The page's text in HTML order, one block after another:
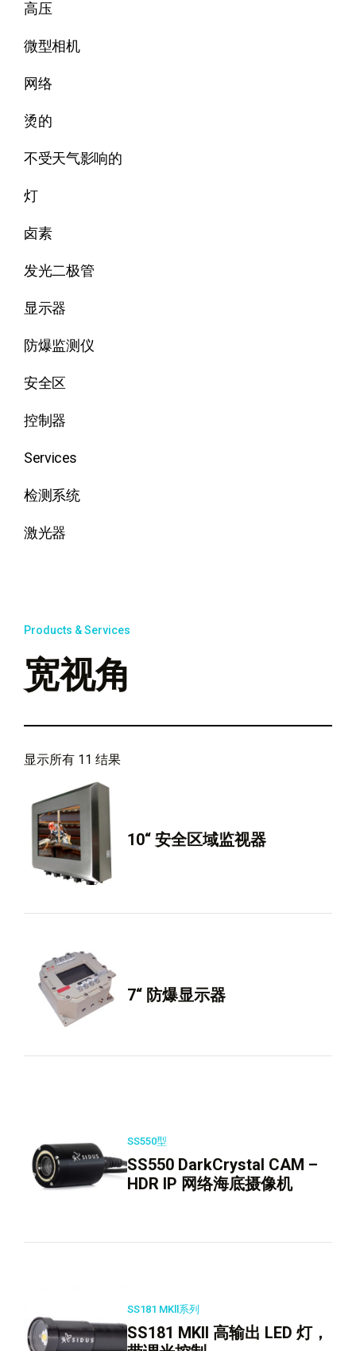
高压
微型相机
网络
烫的
不受天气影响的
灯
卤素
发光二极管
显示器
防爆监测仪
安全区
控制器
Services
检测系统
激光器
Products & Services
宽视角
显示所有 11 结果
10“ 安全区域监视器
7“ 防爆显示器
SS550型
SS550 DarkCrystal CAM –
HDR IP 网络海底摄像机
SS181 MKll系列
SS181 MKll 高输出 LED 灯，